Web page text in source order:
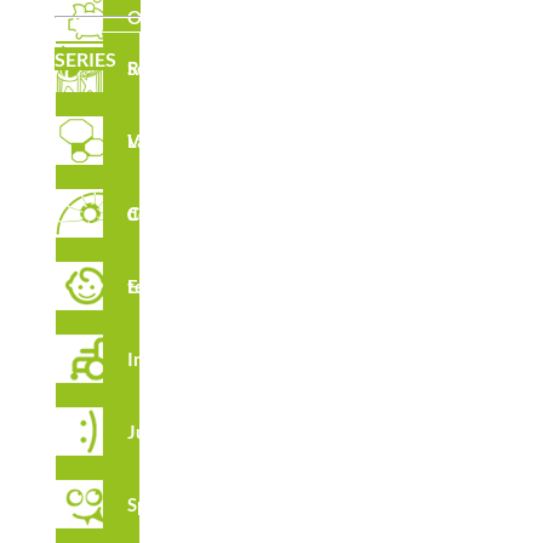
Outlet
SERIES Serie Robinia
Laberintos Verticales
Circuito de Cuerdas
Estimulación temprana
Integración
Juga
Spooky